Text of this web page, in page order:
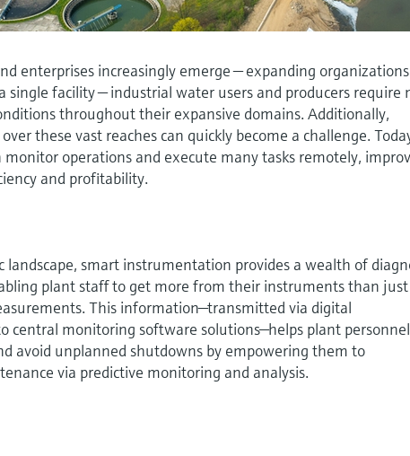
enterprises increasingly emerge — expanding organizations
single facility — industrial water users and producers require
throughout their expansive domains. Additionally,
these vast reaches can quickly become a challenge.
monitor operations and execute many tasks remotely,
and profitability.
smart instrumentation provides a wealth of
plant staff to get more from their instruments than
This information—transmitted via digital
central monitoring software solutions—helps plant personnel
avoid unplanned shutdowns by empowering them to
via predictive monitoring and analysis.